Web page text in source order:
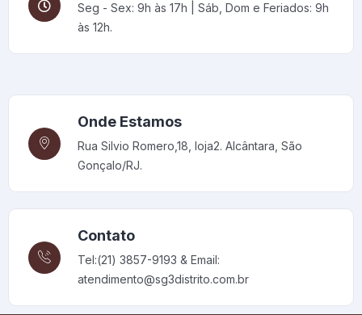
Seg - Sex: 9h às 17h | Sáb, Dom e Feriados: 9h
às 12h.
Onde Estamos
Rua Silvio Romero,18, loja2. Alcântara, São
Gonçalo/RJ.
Contato
Tel:(21) 3857-9193 & Email:
atendimento@sg3distrito.com.br